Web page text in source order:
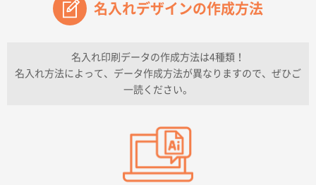
兵庫県のお客様
チケットホルダー ダブルポケット
上記のとおりです。
柳さんの対応が素晴らしかった。
名入れデザインの作成方法
名入れ印刷データの作成方法は4種類！
名入れ方法によって、データ作成方法が異なりますので、ぜひご
一読ください。